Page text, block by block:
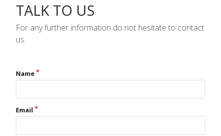
TALK TO US
For any further information do not hesitate to contact
us.
Name
Email